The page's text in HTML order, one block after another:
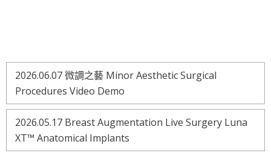
2026.06.07 微調之藝 Minor Aesthetic Surgical
Procedures Video Demo
2026.05.17 Breast Augmentation Live Surgery Luna
XT™ Anatomical Implants